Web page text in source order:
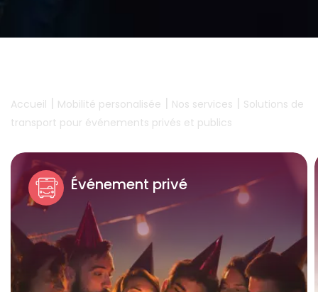
Accueil | Mobilité personalisée | Nos services | Solutions de
transport pour événements privés et publics
Événement privé